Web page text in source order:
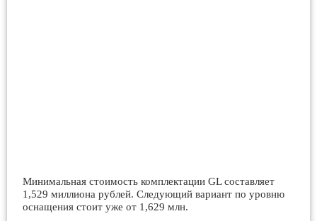
Минимальная стоимость комплектации GL составляет
1,529 миллиона рублей. Следующий вариант по уровню
оснащения стоит уже от 1,629 млн.